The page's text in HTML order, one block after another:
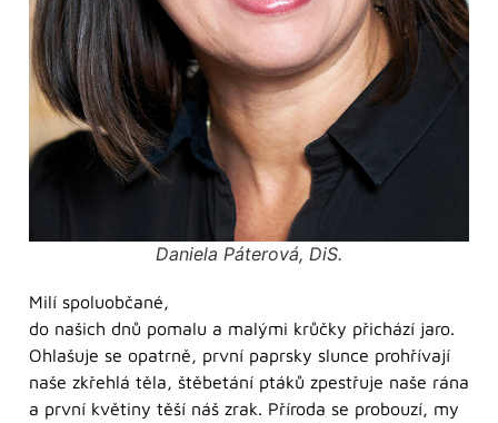
Daniela Páterová, DiS.
Milí spoluobčané,
do našich dnů pomalu a malými krůčky přichází jaro.
Ohlašuje se opatrně, první paprsky slunce prohřívají
naše zkřehlá těla, štěbetání ptáků zpestřuje naše rána
a první květiny těší náš zrak. Příroda se probouzí, my